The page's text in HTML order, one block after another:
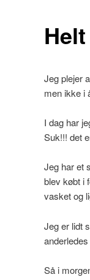
Jeg plejer
men ikke i
I dag har
Suk!!! det
Jeg har et
blev købt i
vasket og
Jeg er lidt
Så i